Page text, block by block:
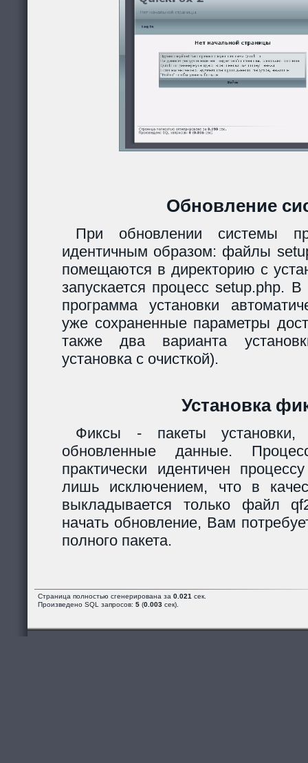
Обновление
При обновлении системы
идентичным образом: файлы
помещаются в директорию с
запускается процесс setup.php.
программа установки
уже сохраненные параметры
также два варианта
установка с очисткой).
Установка
Фиксы - пакеты установки,
обновленные данные.
практически идентичен
лишь исключением, что в
выкладывается только файл
начать обновление, Вам
полного пакета.
Страница полностью сгенерирована за 0.021 сек.
Произведено SQL запросов: 5 (0.003 сек).